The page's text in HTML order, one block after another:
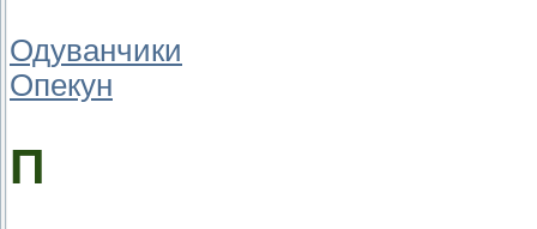
Одуванчики
Опекун
П